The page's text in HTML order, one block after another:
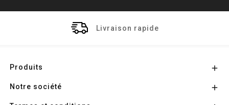
Livraison rapide
Produits 
Notre société 